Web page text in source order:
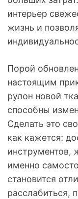
интерьер
жизнь и
Порой
настоящим
рулон новой
способны
Сделать это
как кажется:
инструментов,
именно
становится
расслабиться,